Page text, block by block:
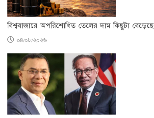
বিশ্ববাজারে অপরিশোধিত তেলের দাম কিছুটা বেড়েছে
০৪/০৮/২০২৬